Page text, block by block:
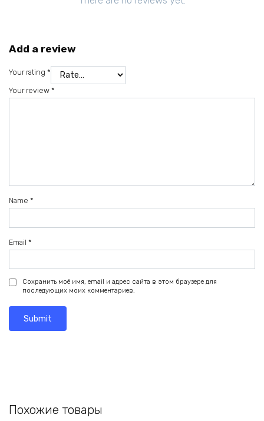
Add a review
Your rating *
Your review *
Name *
Email *
Сохранить моё имя, email и адрес сайта в этом браузере для
последующих моих комментариев.
Похожие товары